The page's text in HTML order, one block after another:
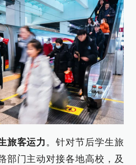
旅客运力 。针对节后学生旅
部门主动对接各地高校，及